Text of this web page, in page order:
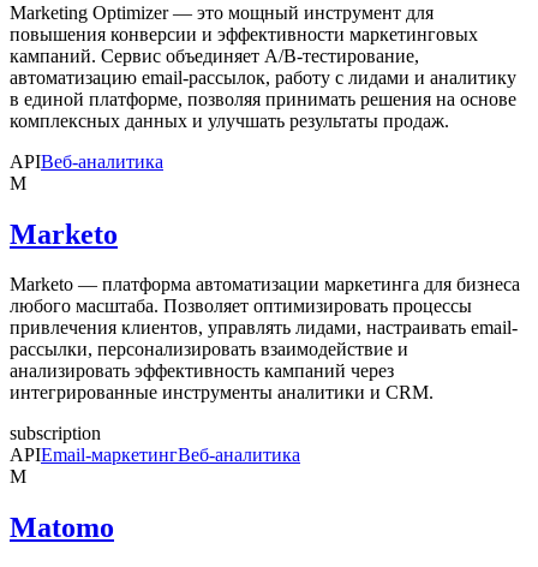
Marketing Optimizer — это мощный инструмент для
повышения конверсии и эффективности маркетинговых
кампаний. Сервис объединяет A/B-тестирование,
автоматизацию email-рассылок, работу с лидами и аналитику
в единой платформе, позволяя принимать решения на основе
комплексных данных и улучшать результаты продаж.
APIВеб-аналитика
M
Marketo
Marketo — платформа автоматизации маркетинга для бизнеса
любого масштаба. Позволяет оптимизировать процессы
привлечения клиентов, управлять лидами, настраивать email-
рассылки, персонализировать взаимодействие и
анализировать эффективность кампаний через
интегрированные инструменты аналитики и CRM.
subscription
APIEmail-маркетингВеб-аналитика
M
Matomo